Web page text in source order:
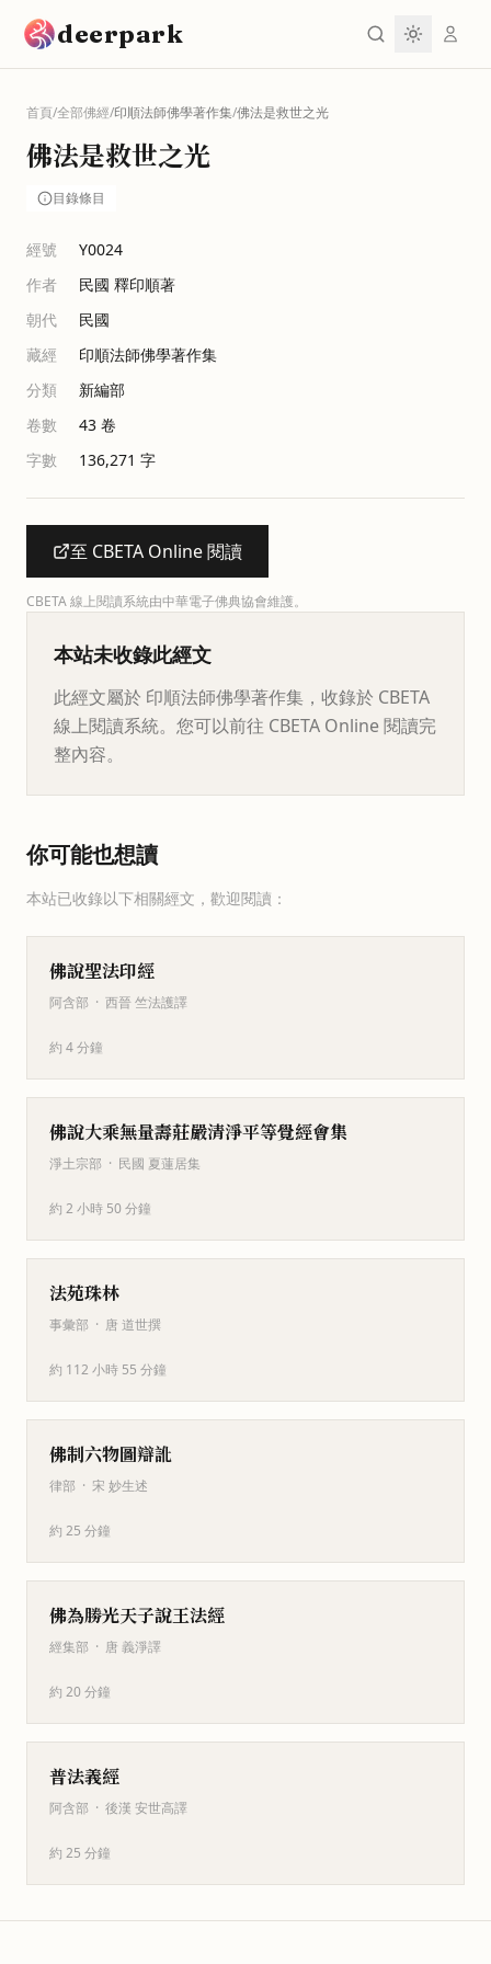
deerpark
首頁/全部佛經/印順法師佛學著作集/佛法是救世之光
佛法是救世之光
目錄條目
經號
Y0024
作者
民國 釋印順著
朝代
民國
藏經
印順法師佛學著作集
分類
新編部
卷數
43 卷
字數
136,271 字
至 CBETA Online 閱讀
CBETA 線上閱讀系統由中華電子佛典協會維護。
本站未收錄此經文
此經文屬於 印順法師佛學著作集，收錄於 CBETA
線上閱讀系統。您可以前往 CBETA Online 閱讀完
整內容。
你可能也想讀
本站已收錄以下相關經文，歡迎閱讀：
佛說聖法印經
阿含部 · 西晉 竺法護譯
約 4 分鐘
佛說大乘無量壽莊嚴清淨平等覺經會集
淨土宗部 · 民國 夏蓮居集
約 2 小時 50 分鐘
法苑珠林
事彙部 · 唐 道世撰
約 112 小時 55 分鐘
佛制六物圖辯訛
律部 · 宋 妙生述
約 25 分鐘
佛為勝光天子說王法經
經集部 · 唐 義淨譯
約 20 分鐘
普法義經
阿含部 · 後漢 安世高譯
約 25 分鐘